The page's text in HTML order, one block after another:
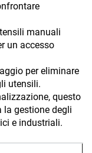
manuali
un accesso
per eliminare
utensili.
questo
gestione degli
e industriali.